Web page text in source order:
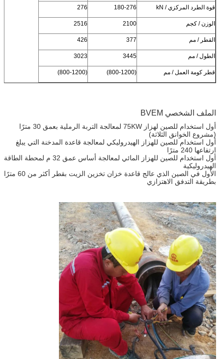
قوة الطرد المركزي / kN 180-276
276
الوزن / كجم 2100
2516
القطر / مم 377
426
الطول / مم 3445
3023
قطر كومة العمل / مم (800-1200)
(800-1200)
الملف الشخصي BVEM
أول استخدام للصين لهزاز 75KW لمعالجة التربة الرملية بعمق 30 مترًا
(مشروع الخوانق الثلاثة)
أول استخدام للصين للهزاز الهيدروليكي لمعالجة قاعدة المدخنة التي يبلغ
ارتفاعها 240 مترًا
أول استخدام للصين للهزاز المائي لمعالجة أساس عمق 32 م لمحطة الطاقة
الهيدروليكية
الأول في الصين الذي عالج قاعدة خزان تخزين الزيت بقطر أكثر من 60 مترًا
بطريقة التدفق الاهتزازي